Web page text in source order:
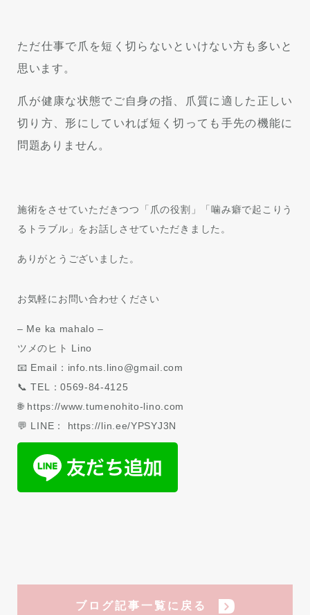
ただ仕事で爪を短く切らないといけない方も多いと
思います。
爪が健康な状態でご自身の指、爪質に適した正しい
切り方、形にしていれば短く切っても手先の機能に
問題ありません。
施術をさせていただきつつ「爪の役割」「噛み癖で起こりう
るトラブル」をお話しさせていただきました。
ありがとうございました。
お気軽にお問い合わせください
– Me ka mahalo –
ツメのヒト Lino
📧 Email：info.nts.lino@gmail.com
📞 TEL：0569-84-4125
🌐 https://www.tumenohito-lino.com
💬 LINE： https://lin.ee/YPSYJ3N
ブログ記事一覧に戻る